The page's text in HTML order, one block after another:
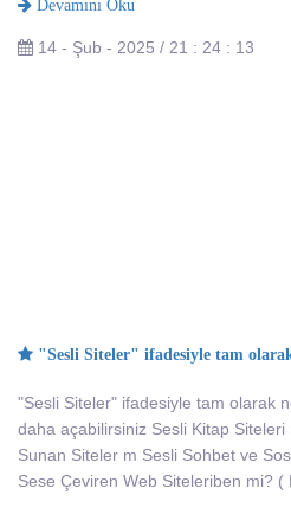
Devamını Oku
14 - Şub - 2025 / 21 : 24 : 13
"Sesli Siteler" ifadesiyle tam
"Sesli Siteler" ifadesiyle tam olarak
daha açabilirsiniz Sesli Kitap
Sunan Siteler m Sesli Sohbet ve
Sese Çeviren Web Siteleriben mi? (